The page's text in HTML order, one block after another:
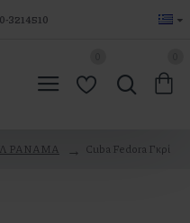
3214510
PANAMA Cuba Fedora Γκρί